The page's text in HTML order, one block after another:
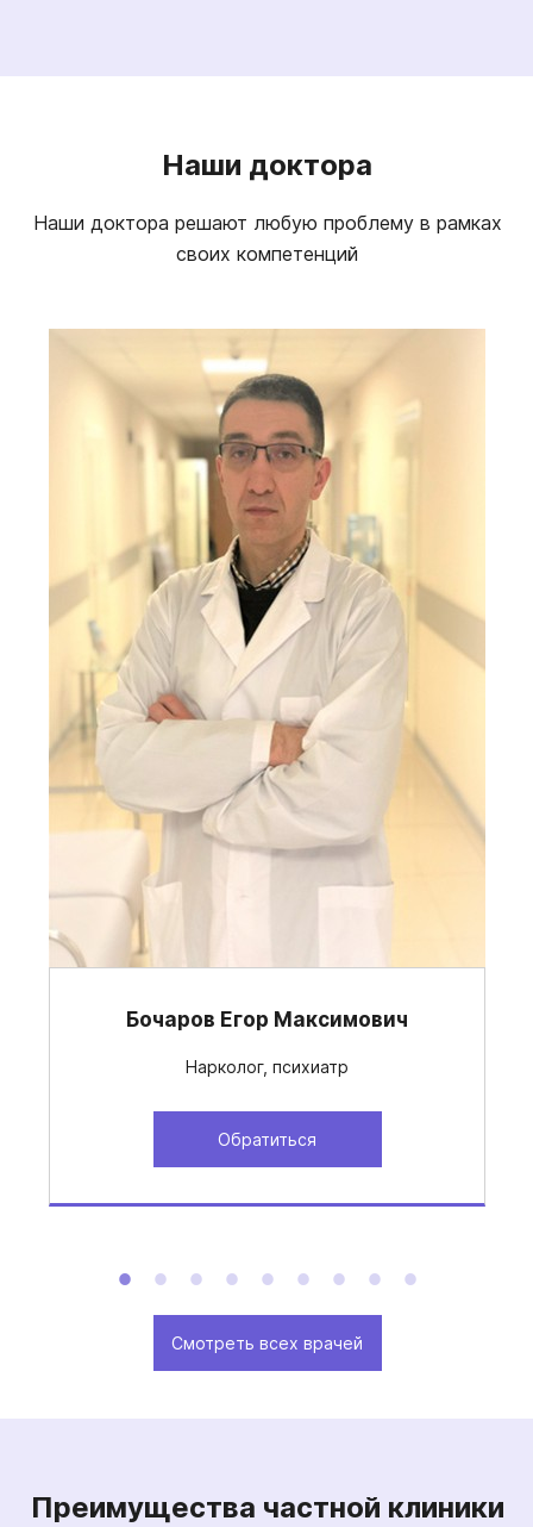
Наши доктора
Наши доктора решают любую проблему в рамках
своих компетенций
Бочаров Егор Максимович
Нарколог, психиатр
Обратиться
Смотреть всех врачей
Преимущества частной клиники